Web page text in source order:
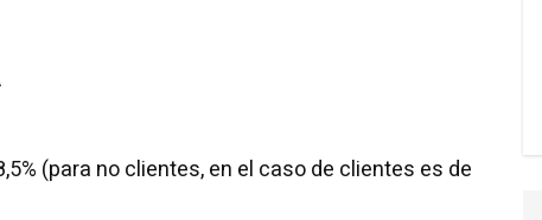
(para no clientes, en el caso de clientes es de